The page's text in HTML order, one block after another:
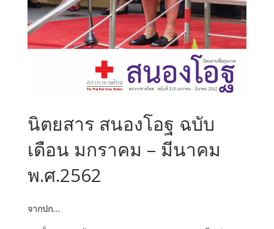
นิตยสาร สนองโอฐ ฉบับ
เดือน มกราคม – มีนาคม
พ.ศ.2562
จากปก…